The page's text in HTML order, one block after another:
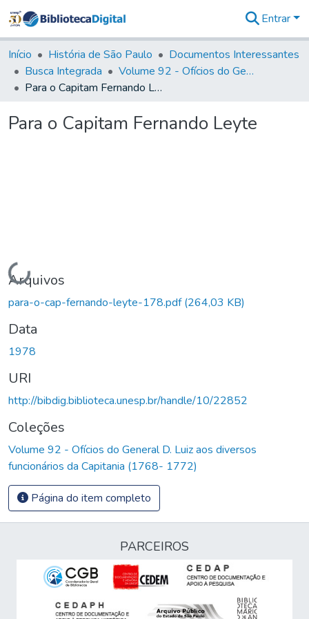
&
Coleções
Tudo na
Biblioteca
Estatísticas
Entrar
Início História de São Paulo
Documentos Interessantes
Busca Integrada
Volume 92 - Ofícios do General D. Luiz aos diversos funcionários da Capitania (1768- 1772)
Para o Capitam Fernando Leyte
Para o Capitam Fernando Leyte
Carregando...
Arquivos
para-o-cap-fernando-leyte-178.pdf(264,03 KB)
Data
1978
URI
http://bibdig.biblioteca.unesp.br/handle/10/22852
Coleções
Volume 92 - Ofícios do General D. Luiz aos diversos
funcionários da Capitania (1768- 1772)
Página do item completo
PARCEIROS